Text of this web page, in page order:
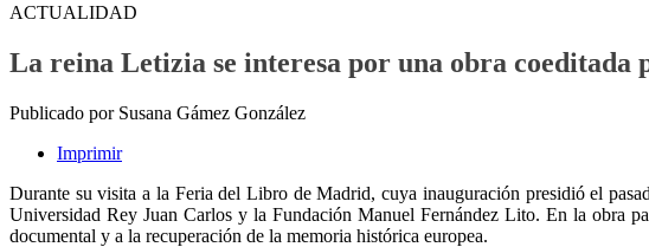
ACTUALIDAD
La reina Letizia se interesa por una obra
Publicado por Susana Gámez González
Imprimir
Durante su visita a la Feria del Libro de Madrid, cuya inauguración presidió el
Universidad Rey Juan Carlos y la Fundación Manuel Fernández Lito. En la obra
documental y a la recuperación de la memoria histórica europea.